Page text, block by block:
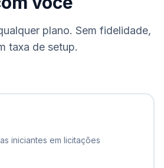
plano. Sem fidelidade,
taxa de setup.
iniciantes em licitações